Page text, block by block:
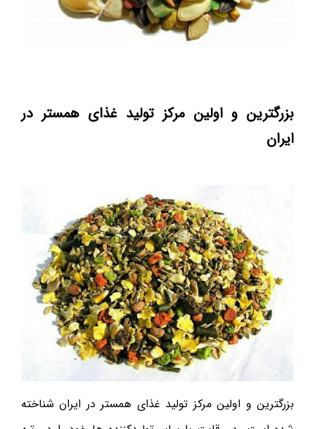
بزرگترین و اولین مرکز تولید غذای همستر در
ایران
بزرگترین و اولین مرکز تولید غذای همستر در ایران شناخته